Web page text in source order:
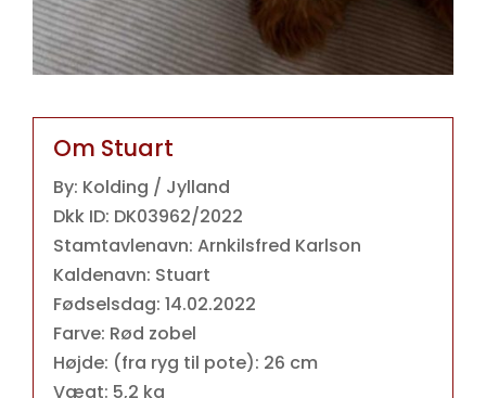
Om Stuart
By: Kolding / Jylland
Dkk ID: DK03962/2022
Stamtavlenavn: Arnkilsfred Karlson
Kaldenavn: Stuart
Fødselsdag: 14.02.2022
Farve: Rød zobel
Højde: (fra ryg til pote): 26 cm
Vægt: 5,2 kg